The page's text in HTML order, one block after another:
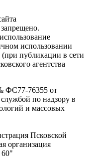
использовании
(при публикации в сети
агентства
ФС77-76355 от
по надзору в
и массовых
Псковской
организация